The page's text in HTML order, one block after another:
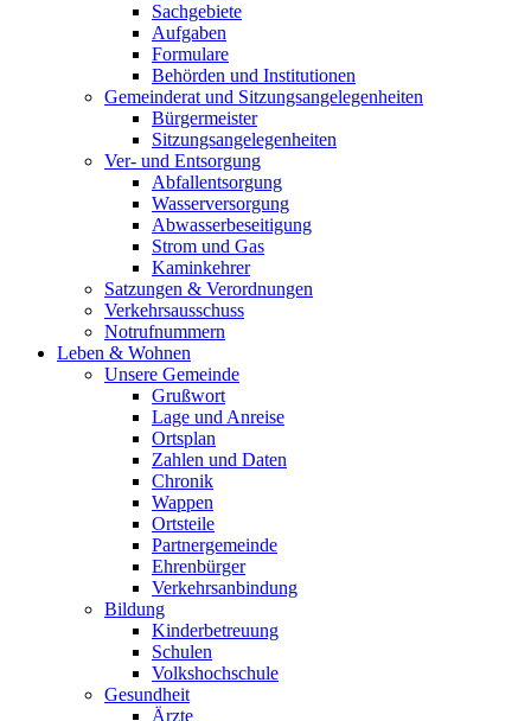
Sachgebiete
Aufgaben
Formulare
Behörden und Institutionen
Gemeinderat und Sitzungsangelegenheiten
Bürgermeister
Sitzungsangelegenheiten
Ver- und Entsorgung
Abfallentsorgung
Wasserversorgung
Abwasserbeseitigung
Strom und Gas
Kaminkehrer
Satzungen & Verordnungen
Verkehrsausschuss
Notrufnummern
Leben & Wohnen
Unsere Gemeinde
Grußwort
Lage und Anreise
Ortsplan
Zahlen und Daten
Chronik
Wappen
Ortsteile
Partnergemeinde
Ehrenbürger
Verkehrsanbindung
Bildung
Kinderbetreuung
Schulen
Volkshochschule
Gesundheit
Ärzte